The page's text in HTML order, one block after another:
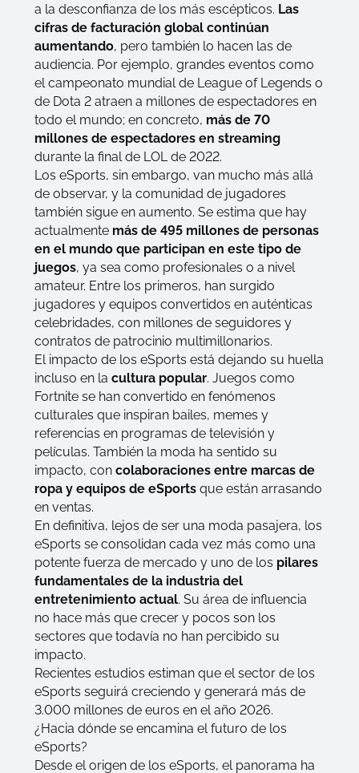
a la desconfianza de los más escépticos. Las
cifras de facturación global continúan
aumentando, pero también lo hacen las de
audiencia. Por ejemplo, grandes eventos como
el campeonato mundial de League of Legends o
de Dota 2 atraen a millones de espectadores en
todo el mundo; en concreto, más de 70
millones de espectadores en streaming
durante la final de LOL de 2022.
Los eSports, sin embargo, van mucho más allá
de observar, y la comunidad de jugadores
también sigue en aumento. Se estima que hay
actualmente más de 495 millones de personas
en el mundo que participan en este tipo de
juegos, ya sea como profesionales o a nivel
amateur. Entre los primeros, han surgido
jugadores y equipos convertidos en auténticas
celebridades, con millones de seguidores y
contratos de patrocinio multimillonarios.
El impacto de los eSports está dejando su huella
incluso en lacultura popular. Juegos como
Fortnite se han convertido en fenómenos
culturales que inspiran bailes, memes y
referencias en programas de televisión y
películas. También la moda ha sentido su
impacto, concolaboraciones entre marcas de
ropa y equipos de eSports que están arrasando
en ventas.
En definitiva, lejos de ser una moda pasajera, los
eSports se consolidan cada vez más como una
potente fuerza de mercado y uno de los pilares
fundamentales de la industria del
entretenimiento actual. Su área de influencia
no hace más que crecer y pocos son los
sectores que todavía no han percibido su
impacto.
Recientes estudios estiman que el sector de los
eSports seguirá creciendo y generará más de
3.000 millones de euros en el año 2026.
¿Hacia dónde se encamina el futuro de los
eSports?
Desde el origen de los eSports, el panorama ha